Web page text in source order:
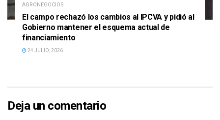
AGRONEGOCIOS
El campo rechazó los cambios al IPCVA y pidió al
Gobierno mantener el esquema actual de
financiamiento
24 JULIO, 2026
Deja un comentario